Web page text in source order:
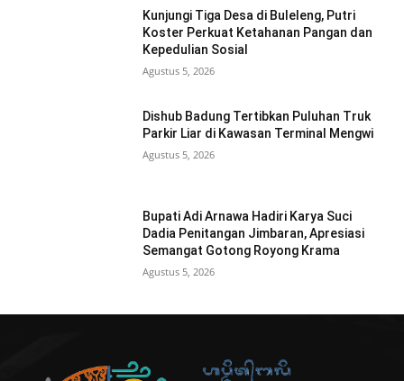
Kunjungi Tiga Desa di Buleleng, Putri
Koster Perkuat Ketahanan Pangan dan
Kepedulian Sosial
Agustus 5, 2026
Dishub Badung Tertibkan Puluhan Truk
Parkir Liar di Kawasan Terminal Mengwi
Agustus 5, 2026
Bupati Adi Arnawa Hadiri Karya Suci
Dadia Penitangan Jimbaran, Apresiasi
Semangat Gotong Royong Krama
Agustus 5, 2026